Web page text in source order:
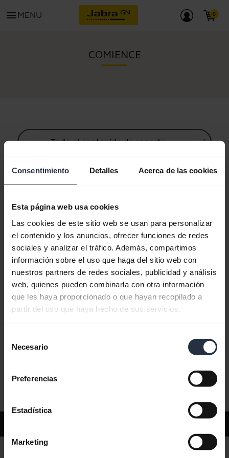
Consentimiento Detalles Acerca de las cookies
Esta página web usa cookies
Las cookies de este sitio web se usan para personalizar
el contenido y los anuncios, ofrecer funciones de redes
sociales y analizar el tráfico. Además, compartimos
información sobre el uso que haga del sitio web con
nuestros partners de redes sociales, publicidad y análisis
web, quienes pueden combinarla con otra información
que les haya proporcionado o que hayan recopilado a
partir del uso que haya hecho de sus servicios.
Necesario
Preferencias
Estadística
Marketing
menu MENU
COMIENCE
Todo el contenido de soporte
Recursos para empezar
Guía de sincronización Bluetooth
Preguntas más frecuentes
Documentos de producto